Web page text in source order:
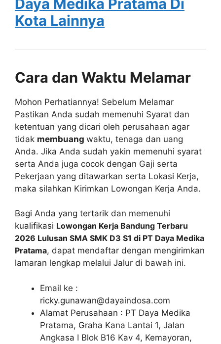
Daya Medika Pratama Di
Kota Lainnya
Cara dan Waktu Melamar
Mohon Perhatiannya! Sebelum Melamar
Pastikan Anda sudah memenuhi Syarat dan
ketentuan yang dicari oleh perusahaan agar
tidak membuang waktu, tenaga dan uang
Anda. Jika Anda sudah yakin memenuhi syarat
serta Anda juga cocok dengan Gaji serta
Pekerjaan yang ditawarkan serta Lokasi Kerja,
maka silahkan Kirimkan Lowongan Kerja Anda.
Bagi Anda yang tertarik dan memenuhi
kualifikasi Lowongan Kerja Bandung Terbaru
2026 Lulusan SMA SMK D3 S1 di PT Daya Medika
Pratama, dapat mendaftar dengan mengirimkan
lamaran lengkap melalui Jalur di bawah ini.
Email ke :
ricky.gunawan@dayaindosa.com
Alamat Perusahaan : PT Daya Medika
Pratama, Graha Kana Lantai 1, Jalan
Angkasa I Blok B16 Kav 4, Kemayoran,